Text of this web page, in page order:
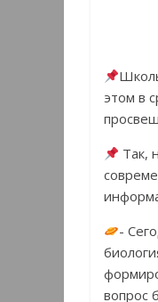
этом в
Так,
-
вопрос